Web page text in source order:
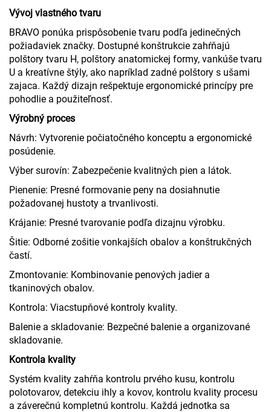
Vývoj vlastného tvaru
BRAVO ponúka prispôsobenie tvaru podľa jedinečných
požiadaviek značky. Dostupné konštrukcie zahŕňajú
polštory tvaru H, polštory anatomickej formy, vankúše tvaru
U a kreatívne štýly, ako napríklad zadné polštory s ušami
zajaca. Každý dizajn rešpektuje ergonomické princípy pre
pohodlie a použiteľnosť.
Výrobný proces
Návrh: Vytvorenie počiatočného konceptu a ergonomické
posúdenie.
Výber surovín: Zabezpečenie kvalitných pien a látok.
Pienenie: Presné formovanie peny na dosiahnutie
požadovanej hustoty a trvanlivosti.
Krájanie: Presné tvarovanie podľa dizajnu výrobku.
Šitie: Odborné zošitie vonkajších obalov a konštrukčných
častí.
Zmontovanie: Kombinovanie penových jadier a
tkaninových obalov.
Kontrola: Viacstupňové kontroly kvality.
Balenie a skladovanie: Bezpečné balenie a organizované
skladovanie.
Kontrola kvality
Systém kvality zahŕňa kontrolu prvého kusu, kontrolu
polotovarov, detekciu ihly a kovov, kontrolu kvality procesu
a záverečnú kompletnú kontrolu. Každá jednotka sa